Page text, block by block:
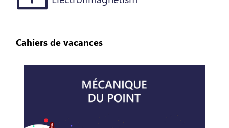
Cahiers de vacances